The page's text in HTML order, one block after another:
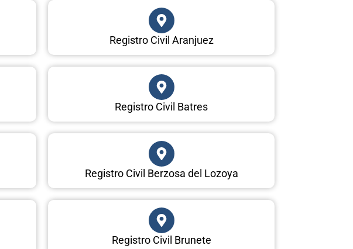
Registro Civil Aranjuez
Registro Civil Batres
Registro Civil Berzosa del Lozoya
Registro Civil Brunete